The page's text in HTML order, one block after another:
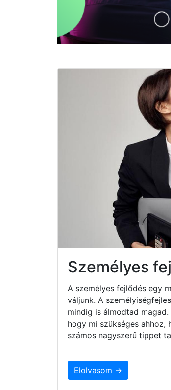
Személyes
A személyes fejlődés egy
váljunk. A
mindig is álmodtad
hogy mi szükséges ahhoz,
számos nagyszerű tippet
Elolvasom →